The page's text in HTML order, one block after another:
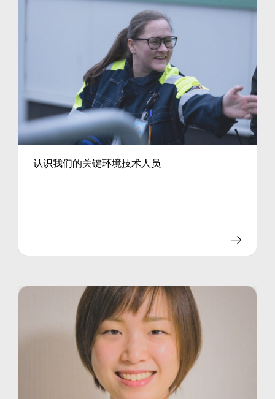
认识我们的关键环境技术人员